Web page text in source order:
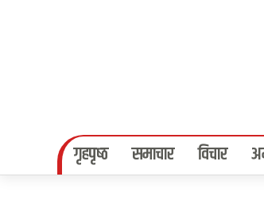
गृहपृष्‍ठ समाचार विचार